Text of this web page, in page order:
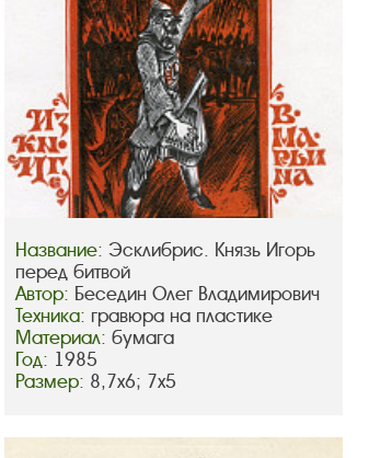
Название: Эсклибрис. Князь Игорь
перед битвой
Автор: Беседин Олег Владимирович
Техника: гравюра на пластике
Материал: бумага
Год: 1985
Размер: 8,7х6; 7х5